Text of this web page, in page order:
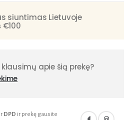
siuntimas Lietuvoje
€100
apie šią prekę?
DPD ir prekę gausite